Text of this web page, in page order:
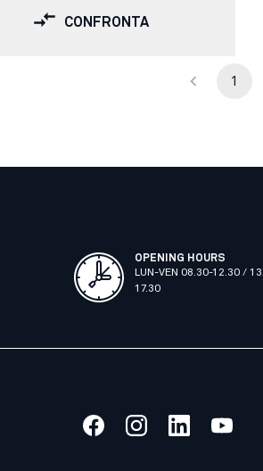
CONFRONTA
1
OPENING HOURS
LUN-VEN 08.30-12.30 /
17.30